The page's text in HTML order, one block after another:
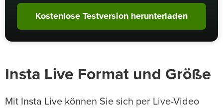
Kostenlose Testversion herunterladen
Insta Live Format und Größe
Mit Insta Live können Sie sich per Live-Video